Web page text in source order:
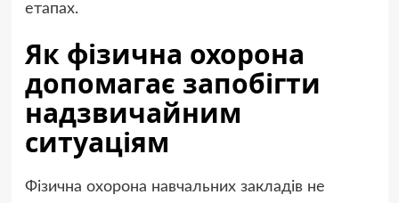
етапах.
Як фізична охорона
допомагає запобігти
надзвичайним
ситуаціям
Фізична охорона навчальних закладів не